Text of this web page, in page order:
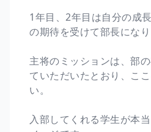
1年目、2年目は自分の成
の期待を受けて部長になり
主将のミッションは、部
ていただいたとおり、こ
い。
入部してくれる学生が本